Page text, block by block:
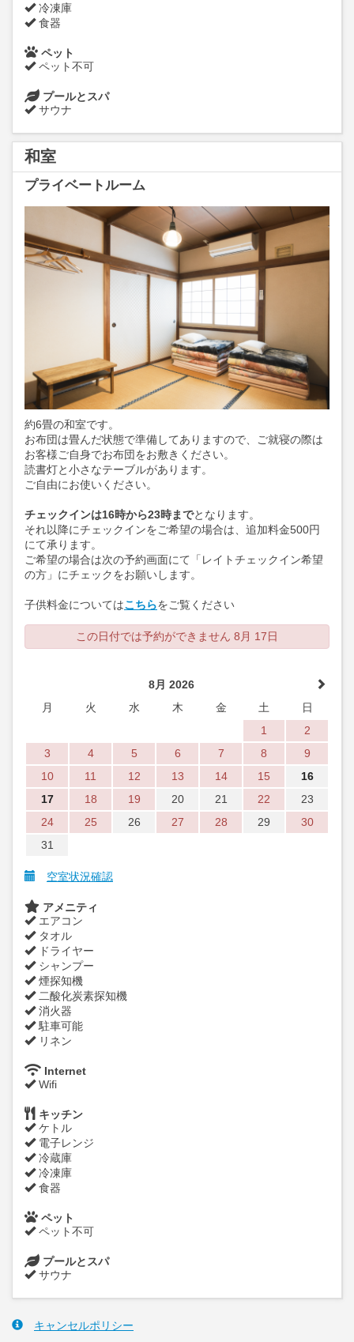
冷凍庫
食器
ペット
ペット不可
プールとスパ
サウナ
和室
プライベートルーム
約6畳の和室です。
お布団は畳んだ状態で準備してありますので、ご就寝の際は
お客様ご自身でお布団をお敷きください。
読書灯と小さなテーブルがあります。
ご自由にお使いください。
チェックインは16時から23時までとなります。
それ以降にチェックインをご希望の場合は、追加料金500円
にて承ります。
ご希望の場合は次の予約画面にて「レイトチェックイン希望
の方」にチェックをお願いします。
子供料金についてはこちらをご覧ください
この日付では予約ができません 8月 17日
8月 2026
月
火 水 木 金 土
日
1
2
3
4 5 6 7 8
9
10
11 12 13 14 15
16
17
18 19 20 21 22
23
24
25 26 27 28 29
30
31
空室状況確認
アメニティ
エアコン
タオル
ドライヤー
シャンプー
煙探知機
二酸化炭素探知機
消火器
駐車可能
リネン
Internet
Wifi
キッチン
ケトル
電子レンジ
冷蔵庫
冷凍庫
食器
ペット
ペット不可
プールとスパ
サウナ
キャンセルポリシー